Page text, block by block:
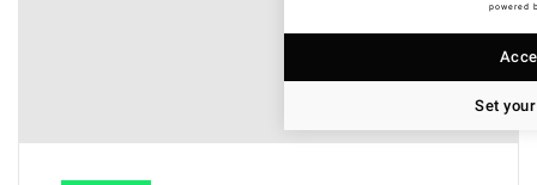
powered
Set